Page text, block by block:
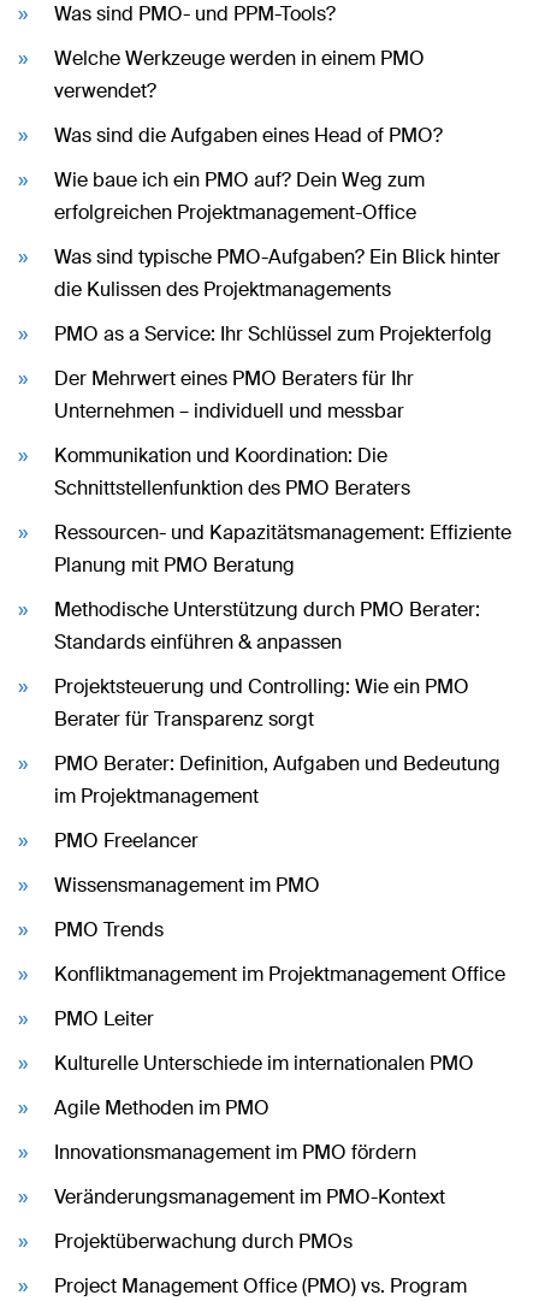
Was sind PMO- und PPM-Tools?
Welche Werkzeuge werden in einem PMO
verwendet?
Was sind die Aufgaben eines Head of PMO?
Wie baue ich ein PMO auf? Dein Weg zum
erfolgreichen Projektmanagement-Office
Was sind typische PMO-Aufgaben? Ein Blick hinter
die Kulissen des Projektmanagements
PMO as a Service: Ihr Schlüssel zum Projekterfolg
Der Mehrwert eines PMO Beraters für Ihr
Unternehmen – individuell und messbar
Kommunikation und Koordination: Die
Schnittstellenfunktion des PMO Beraters
Ressourcen- und Kapazitätsmanagement: Effiziente
Planung mit PMO Beratung
Methodische Unterstützung durch PMO Berater:
Standards einführen & anpassen
Projektsteuerung und Controlling: Wie ein PMO
Berater für Transparenz sorgt
PMO Berater: Definition, Aufgaben und Bedeutung
im Projektmanagement
PMO Freelancer
Wissensmanagement im PMO
PMO Trends
Konfliktmanagement im Projektmanagement Office
PMO Leiter
Kulturelle Unterschiede im internationalen PMO
Agile Methoden im PMO
Innovationsmanagement im PMO fördern
Veränderungsmanagement im PMO-Kontext
Projektüberwachung durch PMOs
Project Management Office (PMO) vs. Program